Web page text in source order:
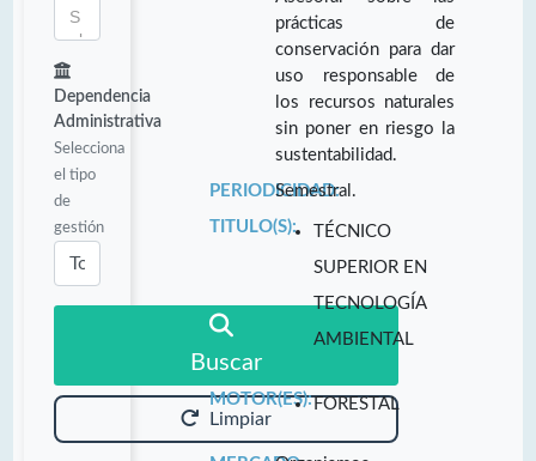
Dependencia
Administrativa
Selecciona
el tipo
de
gestión
Buscar
Limpiar
prácticas de
conservación para dar
uso responsable de
los recursos naturales
sin poner en riesgo la
sustentabilidad.
PERIODICIDAD:
Semestral.
TITULO(S):
TÉCNICO
SUPERIOR EN
TECNOLOGÍA
AMBIENTAL
MOTOR(ES):FORESTAL